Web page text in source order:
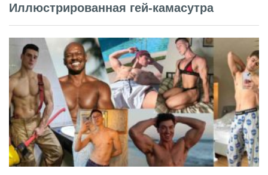
Иллюстрированная гей-камасутра